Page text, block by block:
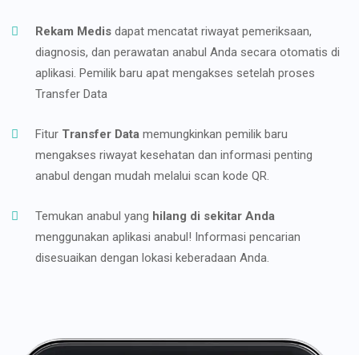
Rekam Medis dapat mencatat riwayat pemeriksaan,
diagnosis, dan perawatan anabul Anda secara otomatis di
aplikasi. Pemilik baru apat mengakses setelah proses
Transfer Data
Fitur Transfer Data memungkinkan pemilik baru
mengakses riwayat kesehatan dan informasi penting
anabul dengan mudah melalui scan kode QR.
Temukan anabul yang hilang di sekitar Anda
menggunakan aplikasi anabul! Informasi pencarian
disesuaikan dengan lokasi keberadaan Anda.